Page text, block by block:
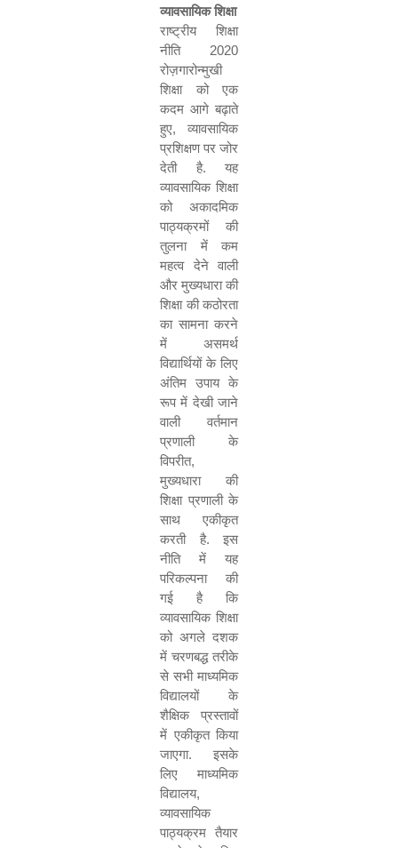
व्यावसायिक शिक्षा
राष्ट्रीय शिक्षा
नीति 2020
रोज़गारोन्मुखी
शिक्षा को एक
कदम आगे बढ़ाते
हुए, व्यावसायिक
प्रशिक्षण पर जोर
देती है. यह
व्यावसायिक शिक्षा
को अकादमिक
पाठ्यक्रमों की
तुलना में कम
महत्व देने वाली
और मुख्यधारा की
शिक्षा की कठोरता
का सामना करने
में असमर्थ
विद्यार्थियों के लिए
अंतिम उपाय के
रूप में देखी जाने
वाली वर्तमान
प्रणाली के
विपरीत,
मुख्यधारा की
शिक्षा प्रणाली के
साथ एकीकृत
करती है. इस
नीति में यह
परिकल्पना की
गई है कि
व्यावसायिक शिक्षा
को अगले दशक
में चरणबद्ध तरीके
से सभी माध्यमिक
विद्यालयों के
शैक्षिक प्रस्तावों
में एकीकृत किया
जाएगा. इसके
लिए माध्यमिक
विद्यालय,
व्यावसायिक
पाठ्यक्रम तैयार